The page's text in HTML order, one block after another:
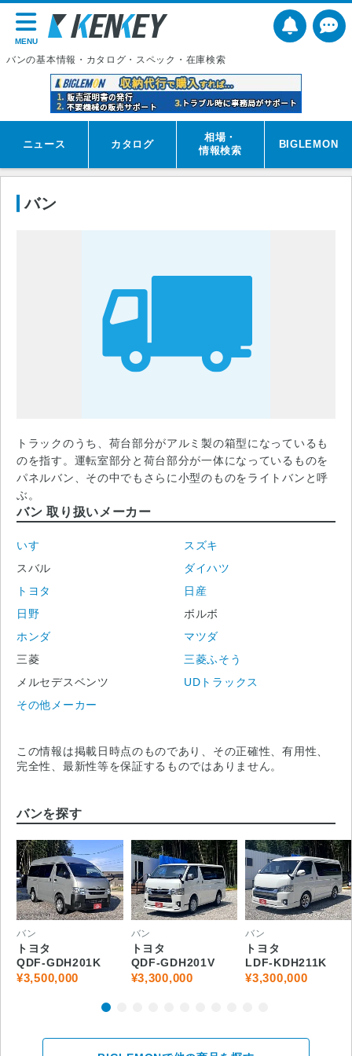
MENU
バンの基本情報・カタログ・スペック・在庫検索
ニュース カタログ
相場・
情報検索
BIGLEMON
バン
トラックのうち、荷台部分がアルミ製の箱型になっているも
のを指す。運転室部分と荷台部分が一体になっているものを
パネルバン、その中でもさらに小型のものをライトバンと呼
ぶ。
バン 取り扱いメーカー
いすゞ
スズキ
スバル
ダイハツ
トヨタ
日産
日野
ボルボ
ホンダ
マツダ
三菱
三菱ふそう
メルセデスベンツ
UDトラックス
その他メーカー
この情報は掲載日時点のものであり、その正確性、有用性、
完全性、最新性等を保証するものではありません。
バンを探す
バン
トヨタ
QDF-GDH201K
¥3,500,000
バン
トヨタ
QDF-GDH201V
¥3,300,000
バン
トヨタ
LDF-KDH211K
¥3,300,000